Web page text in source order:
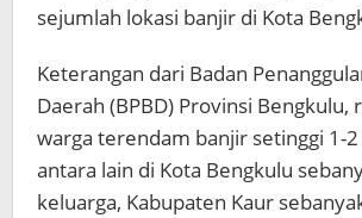
sejumlah lokasi banjir di Kota
Keterangan dari Badan
Daerah (BPBD) Provinsi Bengkulu,
warga terendam banjir setinggi 1-
antara lain di Kota Bengkulu
keluarga, Kabupaten Kaur